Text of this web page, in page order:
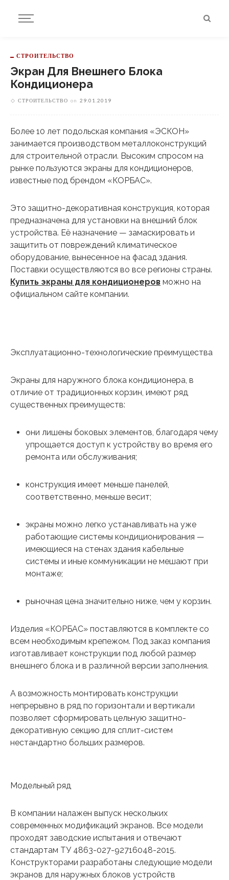
СТРОИТЕЛЬСТВО
Экран Для Внешнего Блока
Кондиционера
СТРОИТЕЛЬСТВО on 29.01.2019
Более 10 лет подольская компания «ЭСКОН»
занимается производством металлоконструкций
для строительной отрасли. Высоким спросом на
рынке пользуются экраны для кондиционеров,
известные под брендом «КОРБАС».
Это защитно-декоративная конструкция, которая
предназначена для установки на внешний блок
устройства. Её назначение — замаскировать и
защитить от повреждений климатическое
оборудование, вынесенное на фасад здания.
Поставки осуществляются во все регионы страны.
Купить экраны для кондиционеров можно на
официальном сайте компании.
Эксплуатационно-технологические преимущества
Экраны для наружного блока кондиционера, в
отличие от традиционных корзин, имеют ряд
существенных преимуществ:
они лишены боковых элементов, благодаря чему
упрощается доступ к устройству во время его
ремонта или обслуживания;
конструкция имеет меньше панелей,
соответственно, меньше весит;
экраны можно легко устанавливать на уже
работающие системы кондиционирования —
имеющиеся на стенах здания кабельные
системы и иные коммуникации не мешают при
монтаже;
рыночная цена значительно ниже, чем у корзин.
Изделия «КОРБАС» поставляются в комплекте со
всем необходимым крепежом. Под заказ компания
изготавливает конструкции под любой размер
внешнего блока и в различной версии заполнения.
А возможность монтировать конструкции
непрерывно в ряд по горизонтали и вертикали
позволяет сформировать цельную защитно-
декоративную секцию для сплит-систем
нестандартно больших размеров.
Модельный ряд
В компании налажен выпуск нескольких
современных модификаций экранов. Все модели
проходят заводские испытания и отвечают
стандартам ТУ 4863-027-92716048-2015.
Конструкторами разработаны следующие модели
экранов для наружных блоков устройств